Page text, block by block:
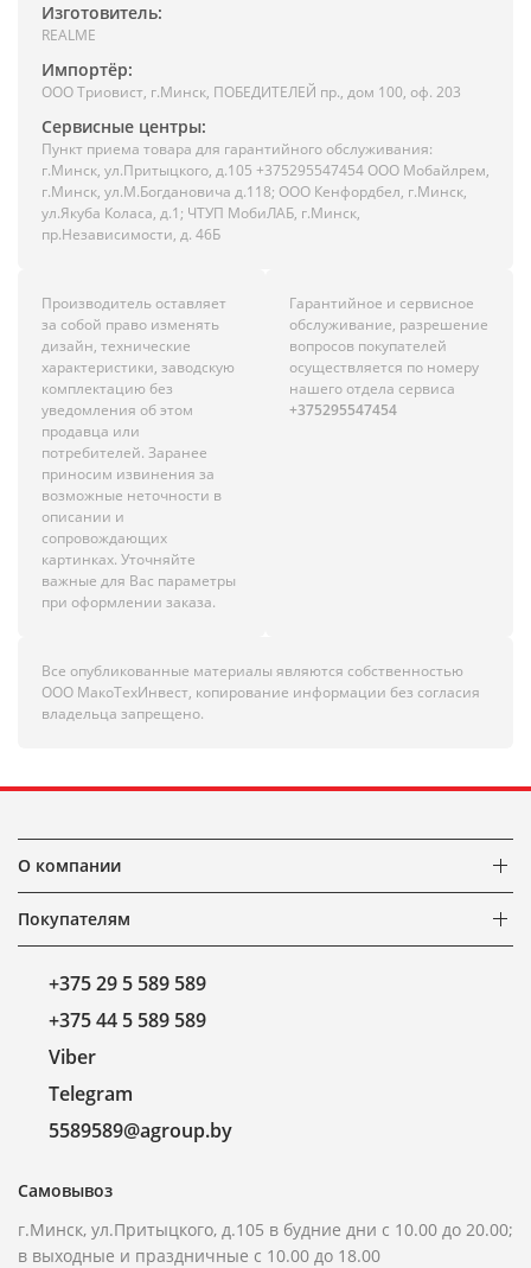
Изготовитель:
REALME
Импортёр:
ООО Триовист, г.Минск, ПОБЕДИТЕЛЕЙ пр., дом 100, оф. 203
Сервисные центры:
Пункт приема товара для гарантийного обслуживания:
г.Минск, ул.Притыцкого, д.105 +375295547454 ООО Мобайлрем,
г.Минск, ул.М.Богдановича д.118; ООО Кенфордбел, г.Минск,
ул.Якуба Коласа, д.1; ЧТУП МобиЛАБ, г.Минск,
пр.Независимости, д. 46Б
Производитель оставляет
за собой право изменять
дизайн, технические
характеристики, заводскую
комплектацию без
уведомления об этом
продавца или
потребителей. Заранее
приносим извинения за
возможные неточности в
описании и
сопровождающих
картинках. Уточняйте
важные для Вас параметры
при оформлении заказа.
Гарантийное и сервисное
обслуживание, разрешение
вопросов покупателей
осуществляется по номеру
нашего отдела сервиса
+375295547454
Все опубликованные материалы являются собственностью
ООО МакоТехИнвест, копирование информации без согласия
владельца запрещено.
О компании
Покупателям
+375 29 5 589 589
+375 44 5 589 589
Viber
Telegram
5589589@agroup.by
Самовывоз
г.Минск, ул.Притыцкого, д.105 в будние дни с 10.00 до 20.00;
в выходные и праздничные с 10.00 до 18.00